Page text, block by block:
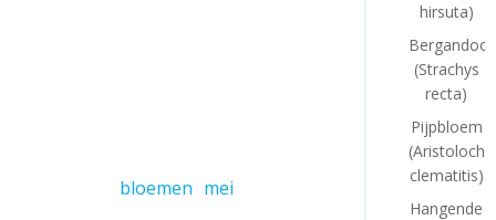
bloemen mei
hirsuta)
(Strachys
recta)
Pijpbloem
(Aristolochia
clematitis)
Hangende